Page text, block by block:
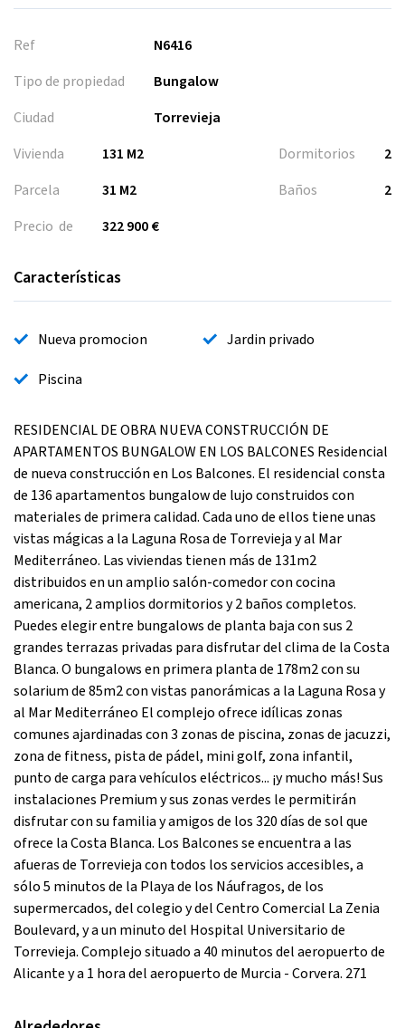
Ref
N6416
Tipo de propiedad
Bungalow
Ciudad
Torrevieja
Vivienda
131 M2
Parcela
31 M2
Precio de
322 900 €
Dormitorios
2
Baños
2
Características
Nueva promocion
Jardin privado
Piscina
RESIDENCIAL DE OBRA NUEVA CONSTRUCCIÓN DE
APARTAMENTOS BUNGALOW EN LOS BALCONES Residencial
de nueva construcción en Los Balcones. El residencial consta
de 136 apartamentos bungalow de lujo construidos con
materiales de primera calidad. Cada uno de ellos tiene unas
vistas mágicas a la Laguna Rosa de Torrevieja y al Mar
Mediterráneo. Las viviendas tienen más de 131m2
distribuidos en un amplio salón-comedor con cocina
americana, 2 amplios dormitorios y 2 baños completos.
Puedes elegir entre bungalows de planta baja con sus 2
grandes terrazas privadas para disfrutar del clima de la Costa
Blanca. O bungalows en primera planta de 178m2 con su
solarium de 85m2 con vistas panorámicas a la Laguna Rosa y
al Mar Mediterráneo El complejo ofrece idílicas zonas
comunes ajardinadas con 3 zonas de piscina, zonas de jacuzzi,
zona de fitness, pista de pádel, mini golf, zona infantil,
punto de carga para vehículos eléctricos... ¡y mucho más! Sus
instalaciones Premium y sus zonas verdes le permitirán
disfrutar con su familia y amigos de los 320 días de sol que
ofrece la Costa Blanca. Los Balcones se encuentra a las
afueras de Torrevieja con todos los servicios accesibles, a
sólo 5 minutos de la Playa de los Náufragos, de los
supermercados, del colegio y del Centro Comercial La Zenia
Boulevard, y a un minuto del Hospital Universitario de
Torrevieja. Complejo situado a 40 minutos del aeropuerto de
Alicante y a 1 hora del aeropuerto de Murcia - Corvera. 271